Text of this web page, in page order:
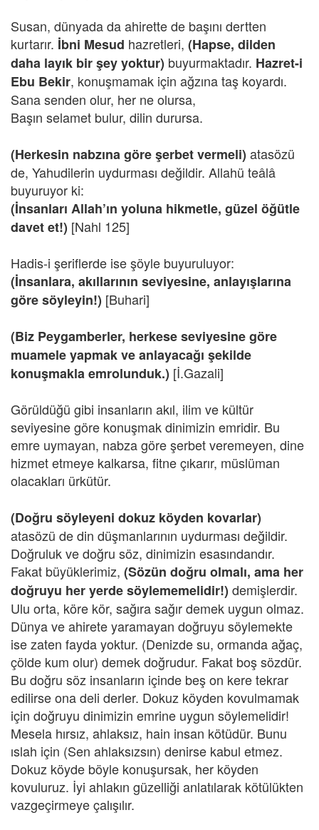
Susan, dünyada da ahirette de başını dertten
kurtarır. İbni Mesud hazretleri, (Hapse, dilden
daha layık bir şey yoktur) buyurmaktadır. Hazret-i
Ebu Bekir, konuşmamak için ağzına taş koyardı.
Sana senden olur, her ne olursa,
Başın selamet bulur, dilin durursa.
(Herkesin nabzına göre şerbet vermeli) atasözü
de, Yahudilerin uydurması değildir. Allahü teâlâ
buyuruyor ki:
(İnsanları Allah’ın yoluna hikmetle, güzel öğütle
davet et!) [Nahl 125]
Hadis-i şeriflerde ise şöyle buyuruluyor:
(İnsanlara, akıllarının seviyesine, anlayışlarına
göre söyleyin!) [Buhari]
(Biz Peygamberler, herkese seviyesine göre
muamele yapmak ve anlayacağı şekilde
konuşmakla emrolunduk.) [İ.Gazali]
Görüldüğü gibi insanların akıl, ilim ve kültür
seviyesine göre konuşmak dinimizin emridir. Bu
emre uymayan, nabza göre şerbet veremeyen, dine
hizmet etmeye kalkarsa, fitne çıkarır, müslüman
olacakları ürkütür.
(Doğru söyleyeni dokuz köyden kovarlar)
atasözü de din düşmanlarının uydurması değildir.
Doğruluk ve doğru söz, dinimizin esasındandır.
Fakat büyüklerimiz, (Sözün doğru olmalı, ama her
doğruyu her yerde söylememelidir!) demişlerdir.
Ulu orta, köre kör, sağıra sağır demek uygun olmaz.
Dünya ve ahirete yaramayan doğruyu söylemekte
ise zaten fayda yoktur. (Denizde su, ormanda ağaç,
çölde kum olur) demek doğrudur. Fakat boş sözdür.
Bu doğru söz insanların içinde beş on kere tekrar
edilirse ona deli derler. Dokuz köyden kovulmamak
için doğruyu dinimizin emrine uygun söylemelidir!
Mesela hırsız, ahlaksız, hain insan kötüdür. Bunu
ıslah için (Sen ahlaksızsın) denirse kabul etmez.
Dokuz köyde böyle konuşursak, her köyden
kovuluruz. İyi ahlakın güzelliği anlatılarak kötülükten
vazgeçirmeye çalışılır.